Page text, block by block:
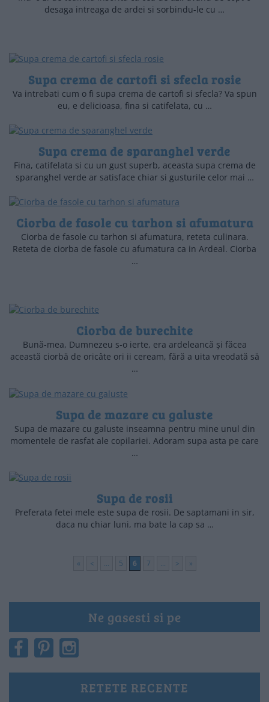
desaga intreaga de ardei si sorbindu-le cu …
Supa crema de cartofi si sfecla rosie
Va intrebati cum o fi supa crema de cartofi si sfecla? Va spun
eu, e delicioasa, fina si catifelata, cu …
Supa crema de sparanghel verde
Fina, catifelata si cu un gust superb, aceasta supa crema de
sparanghel verde ar satisface chiar si gusturile celor mai …
Ciorba de fasole cu tarhon si afumatura
Ciorba de fasole cu tarhon si afumatura, reteta culinara.
Reteta de ciorba de fasole cu afumatura ca in Ardeal. Ciorba
…
Ciorba de burechite
Bună-mea, Dumnezeu s-o ierte, era ardeleancă și făcea
această ciorbă de oricâte ori ii ceream, fără a uita vreodată să
…
Supa de mazare cu galuste
Supa de mazare cu galuste inseamna pentru mine unul din
momentele de rasfat ale copilariei. Adoram supa asta pe care
…
Supa de rosii
Preferata fetei mele este supa de rosii. De saptamani in sir,
daca nu chiar luni, ma bate la cap sa …
« < ... 5 6 7 ... > »
Ne gasesti si pe
RETETE RECENTE